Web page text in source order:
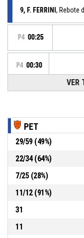
9, F. FERRINI , Rebote
P4 00:25
P4 00:30
P4 00:31
76-69
00:31
4, A. PAU, Falta
VER
PET
29/59(49%)
22/34(64%)
7/25(28%)
11/12(91%)
31
11